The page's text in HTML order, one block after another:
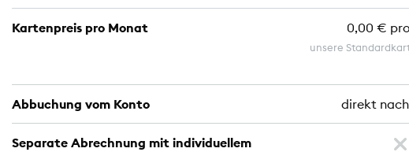
Kartenpreis pro Monat 0,00 €
unsere
Abbuchung vom Konto direkt
Separate Abrechnung mit individuellem